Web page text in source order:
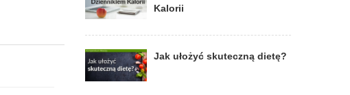
Kalorii
Jak ułożyć skuteczną dietę?